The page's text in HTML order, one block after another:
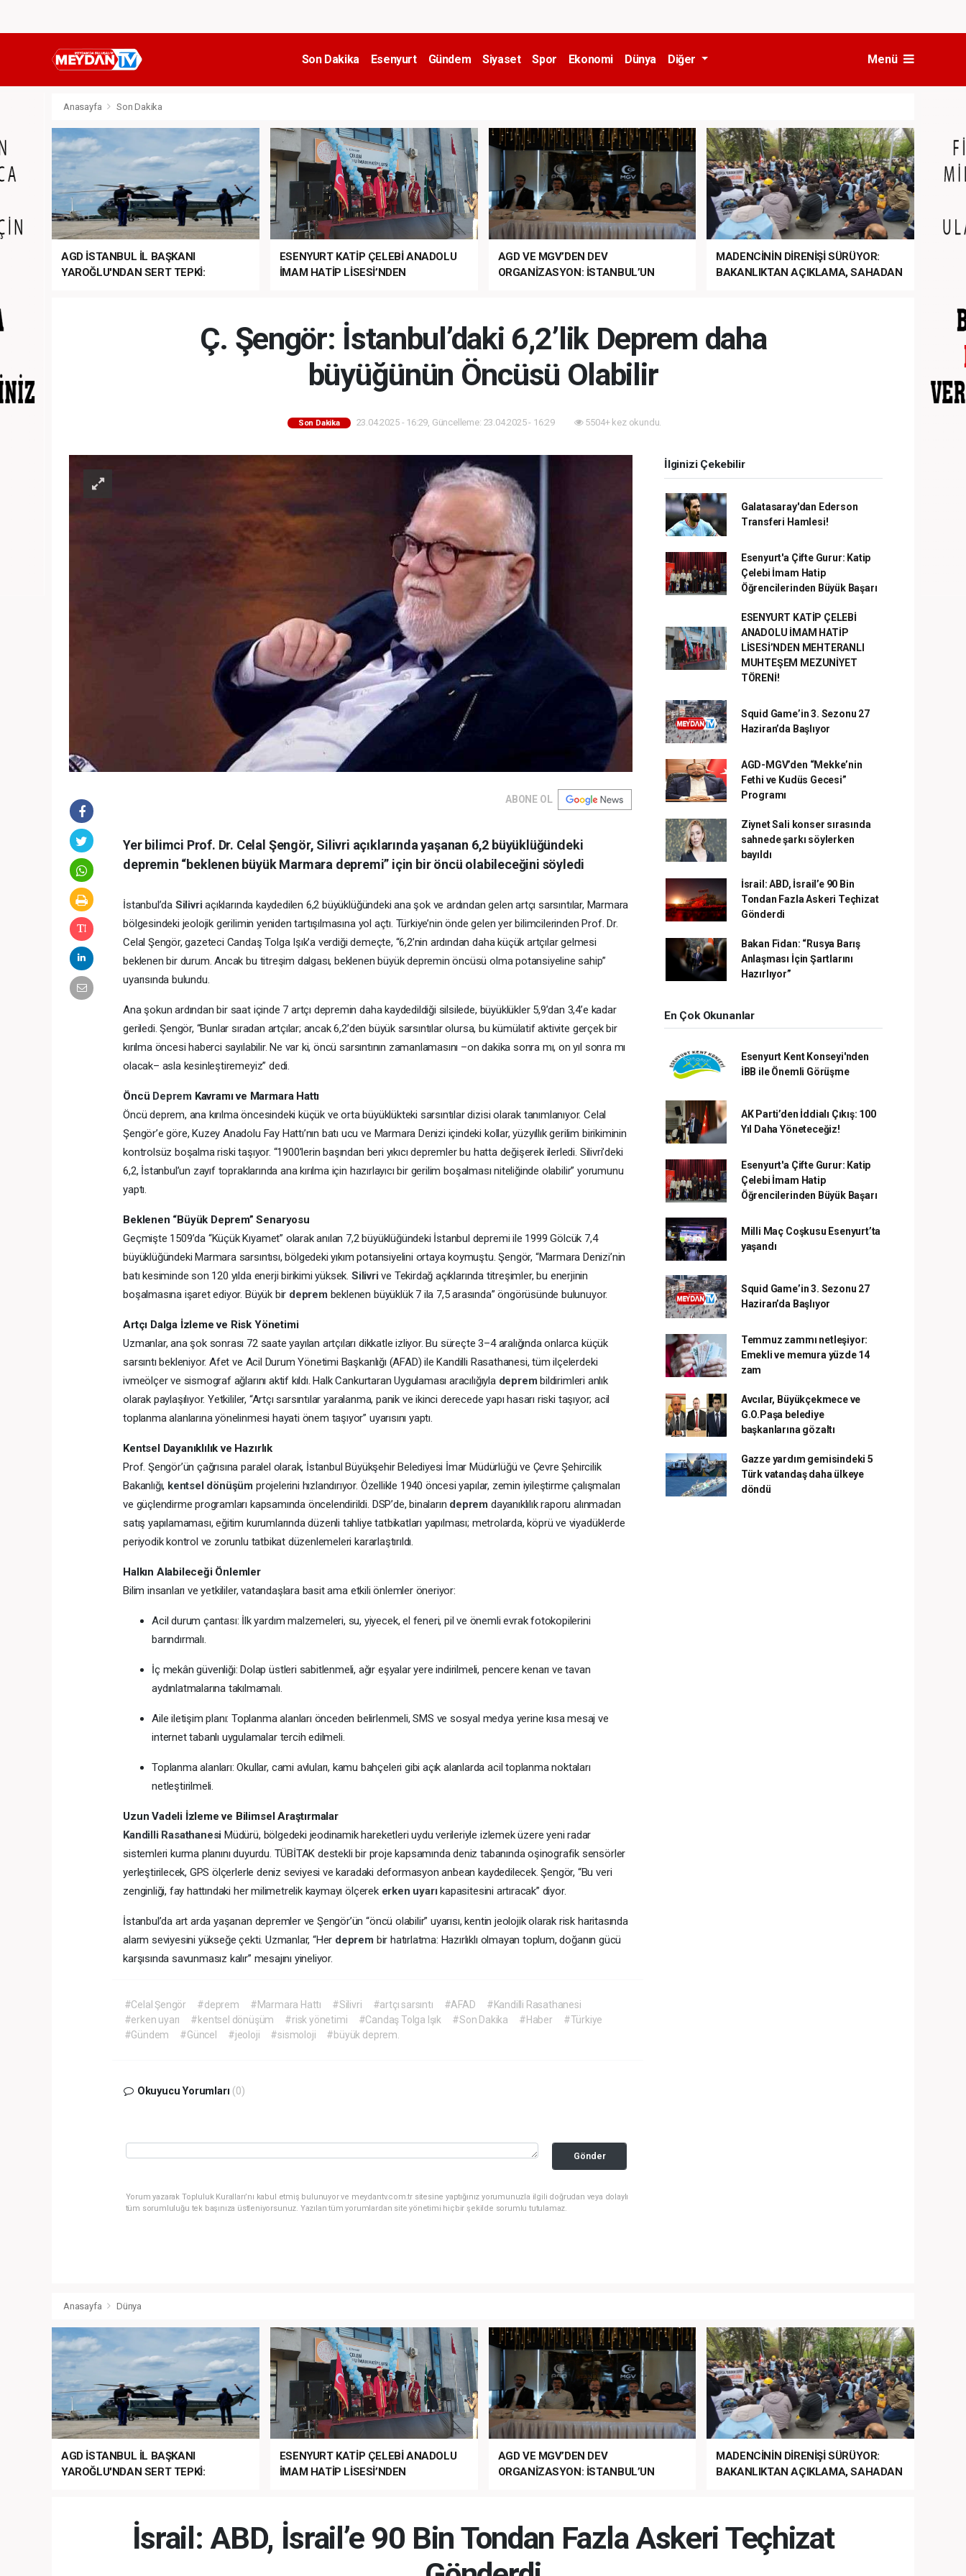
Son Dakika Esenyurt Gündem Siyaset Spor Ekonomi Dünya Diğer Menü
Anasayfa Son Dakika
AGD İSTANBUL İL BAŞKANI
YAROĞLU'NDAN SERT TEPKİ:
ESENYURT KATİP ÇELEBİ ANADOLU
İMAM HATİP LİSESİ’NDEN
AGD VE MGV’DEN DEV
ORGANİZASYON: İSTANBUL’UN
MADENCİNİN DİRENİŞİ SÜRÜYOR:
BAKANLIKTAN AÇIKLAMA, SAHADAN
Ç. Şengör: İstanbul’daki 6,2’lik Deprem daha
büyüğünün Öncüsü Olabilir
Son Dakika 23.04.2025 - 16:29, Güncelleme: 23.04.2025 - 16:29 5504+ kez okundu.
ABONE OL
Yer bilimci Prof. Dr. Celal Şengör, Silivri açıklarında yaşanan 6,2 büyüklüğündeki
depremin “beklenen büyük Marmara depremi” için bir öncü olabileceğini söyledi
İstanbul’da Silivriaçıklarında kaydedilen 6,2 büyüklüğündeki ana şok ve ardından gelen artçı sarsıntılar, Marmara
bölgesindeki jeolojik gerilimin yeniden tartışılmasına yol açtı. Türkiye’nin önde gelen yer bilimcilerinden Prof. Dr.
Celal Şengör, gazeteci Candaş Tolga Işık’a verdiği demeçte, “6,2’nin ardından daha küçük artçılar gelmesi
beklenen bir durum. Ancak bu titreşim dalgası, beklenen büyük depremin öncüsü olma potansiyeline sahip”
uyarısında bulundu.
Ana şokun ardından bir saat içinde 7 artçı depremin daha kaydedildiği silsilede, büyüklükler 5,9’dan 3,4’e kadar
geriledi. Şengör, “Bunlar sıradan artçılar; ancak 6,2’den büyük sarsıntılar olursa, bu kümülatif aktivite gerçek bir
kırılma öncesi haberci sayılabilir. Ne var ki, öncü sarsıntının zamanlamasını –on dakika sonra mı, on yıl sonra mı
olacak– asla kesinleştiremeyiz” dedi.
Öncü Deprem Kavramı ve Marmara Hattı
Öncü deprem, ana kırılma öncesindeki küçük ve orta büyüklükteki sarsıntılar dizisi olarak tanımlanıyor. Celal
Şengör’e göre, Kuzey Anadolu Fay Hattı’nın batı ucu ve Marmara Denizi içindeki kollar, yüzyıllık gerilim birikiminin
kontrolsüz boşalma riski taşıyor. “1900’lerin başından beri yıkıcı depremler bu hatta değişerek ilerledi. Silivri’deki
6,2, İstanbul’un zayıf topraklarında ana kırılma için hazırlayıcı bir gerilim boşalması niteliğinde olabilir” yorumunu
yaptı.
Beklenen “Büyük Deprem” Senaryosu
Geçmişte 1509’da “Küçük Kıyamet” olarak anılan 7,2 büyüklüğündeki İstanbul depremi ile 1999 Gölcük 7,4
büyüklüğündeki Marmara sarsıntısı, bölgedeki yıkım potansiyelini ortaya koymuştu. Şengör, “Marmara Denizi’nin
batı kesiminde son 120 yılda enerji birikimi yüksek. Silivrive Tekirdağ açıklarında titreşimler, bu enerjinin
boşalmasına işaret ediyor. Büyük bir deprem beklenen büyüklük 7 ila 7,5 arasında” öngörüsünde bulunuyor.
Artçı Dalga İzleme ve Risk Yönetimi
Uzmanlar, ana şok sonrası 72 saate yayılan artçıları dikkatle izliyor. Bu süreçte 3–4 aralığında onlarca küçük
sarsıntı bekleniyor. Afet ve Acil Durum Yönetimi Başkanlığı (AFAD) ile Kandilli Rasathanesi, tüm ilçelerdeki
ivmeölçer ve sismograf ağlarını aktif kıldı. Halk Cankurtaran Uygulaması aracılığıyla deprembildirimleri anlık
olarak paylaşılıyor. Yetkililer, “Artçı sarsıntılar yaralanma, panik ve ikinci derecede yapı hasarı riski taşıyor; acil
toplanma alanlarına yönelinmesi hayati önem taşıyor” uyarısını yaptı.
Kentsel Dayanıklılık ve Hazırlık
Prof. Şengör’ün çağrısına paralel olarak, İstanbul Büyükşehir Belediyesi İmar Müdürlüğü ve Çevre Şehircilik
Bakanlığı, kentsel dönüşüm projelerini hızlandırıyor. Özellikle 1940 öncesi yapılar, zemin iyileştirme çalışmaları
ve güçlendirme programları kapsamında öncelendirildi. DSP’de, binaların deprem dayanıklılık raporu alınmadan
satış yapılamaması, eğitim kurumlarında düzenli tahliye tatbikatları yapılması; metrolarda, köprü ve viyadüklerde
periyodik kontrol ve zorunlu tatbikat düzenlemeleri kararlaştırıldı.
Halkın Alabileceği Önlemler
Bilim insanları ve yetkililer, vatandaşlara basit ama etkili önlemler öneriyor:
Acil durum çantası: İlk yardım malzemeleri, su, yiyecek, el feneri, pil ve önemli evrak fotokopilerini
barındırmalı.
İç mekân güvenliği: Dolap üstleri sabitlenmeli, ağır eşyalar yere indirilmeli, pencere kenarı ve tavan
aydınlatmalarına takılmamalı.
Aile iletişim planı: Toplanma alanları önceden belirlenmeli, SMS ve sosyal medya yerine kısa mesaj ve
internet tabanlı uygulamalar tercih edilmeli.
Toplanma alanları: Okullar, cami avluları, kamu bahçeleri gibi açık alanlarda acil toplanma noktaları
netleştirilmeli.
Uzun Vadeli İzleme ve Bilimsel Araştırmalar
Kandilli RasathanesiMüdürü, bölgedeki jeodinamik hareketleri uydu verileriyle izlemek üzere yeni radar
sistemleri kurma planını duyurdu. TÜBİTAK destekli bir proje kapsamında deniz tabanında oşinografik sensörler
yerleştirilecek, GPS ölçerlerle deniz seviyesi ve karadaki deformasyon anbean kaydedilecek. Şengör, “Bu veri
zenginliği, fay hattındaki her milimetrelik kaymayı ölçerek erken uyarıkapasitesini artıracak” diyor.
İstanbul’da art arda yaşanan depremler ve Şengör’ün “öncü olabilir” uyarısı, kentin jeolojik olarak risk haritasında
alarm seviyesini yükseğe çekti. Uzmanlar, “Her deprem bir hatırlatma: Hazırlıklı olmayan toplum, doğanın gücü
karşısında savunmasız kalır” mesajını yineliyor.
#Celal Şengör #deprem #Marmara Hattı #Silivri #artçı sarsıntı #AFAD
#Kandilli Rasathanesi
#erken uyarı
#kentsel dönüşüm #risk yönetimi #Candaş Tolga Işık #Son Dakika #Haber
#Türkiye
#Gündem
#Güncel #jeoloji #sismoloji #büyük deprem.
Okuyucu Yorumları (0)
Gönder
Yorum yazarak Topluluk Kuralları’nı kabul etmiş bulunuyor ve meydantv.com.tr sitesine yaptığınız yorumunuzla ilgili doğrudan veya dolaylı
tüm sorumluluğu tek başınıza üstleniyorsunuz. Yazılan tüm yorumlardan site yönetimi hiçbir şekilde sorumlu tutulamaz.
İlginizi Çekebilir
Galatasaray'dan Ederson
Transferi Hamlesi!
Esenyurt'a Çifte Gurur: Katip
Çelebi İmam Hatip
Öğrencilerinden Büyük Başarı
ESENYURT KATİP ÇELEBİ
ANADOLU İMAM HATİP
LİSESİ’NDEN MEHTERANLI
MUHTEŞEM MEZUNİYET
TÖRENİ!
Squid Game’in 3. Sezonu 27
Haziran’da Başlıyor
AGD-MGV’den “Mekke’nin
Fethi ve Kudüs Gecesi”
Programı
Ziynet Sali konser sırasında
sahnede şarkı söylerken
bayıldı
İsrail: ABD, İsrail’e 90 Bin
Tondan Fazla Askeri Teçhizat
Gönderdi
Bakan Fidan: “Rusya Barış
Anlaşması İçin Şartlarını
Hazırlıyor”
En Çok Okunanlar
Esenyurt Kent Konseyi'nden
İBB ile Önemli Görüşme
AK Parti’den İddialı Çıkış: 100
Yıl Daha Yöneteceğiz!
Esenyurt'a Çifte Gurur: Katip
Çelebi İmam Hatip
Öğrencilerinden Büyük Başarı
Milli Maç Coşkusu Esenyurt’ta
yaşandı
Squid Game’in 3. Sezonu 27
Haziran’da Başlıyor
Temmuz zammı netleşiyor:
Emekli ve memura yüzde 14
zam
Avcılar, Büyükçekmece ve
G.O.Paşa belediye
başkanlarına gözaltı
Gazze yardım gemisindeki 5
Türk vatandaş daha ülkeye
döndü
Anasayfa Dünya
AGD İSTANBUL İL BAŞKANI
YAROĞLU'NDAN SERT TEPKİ:
ESENYURT KATİP ÇELEBİ ANADOLU
İMAM HATİP LİSESİ’NDEN
AGD VE MGV’DEN DEV
ORGANİZASYON: İSTANBUL’UN
MADENCİNİN DİRENİŞİ SÜRÜYOR:
BAKANLIKTAN AÇIKLAMA, SAHADAN
İsrail: ABD, İsrail’e 90 Bin Tondan Fazla Askeri Teçhizat